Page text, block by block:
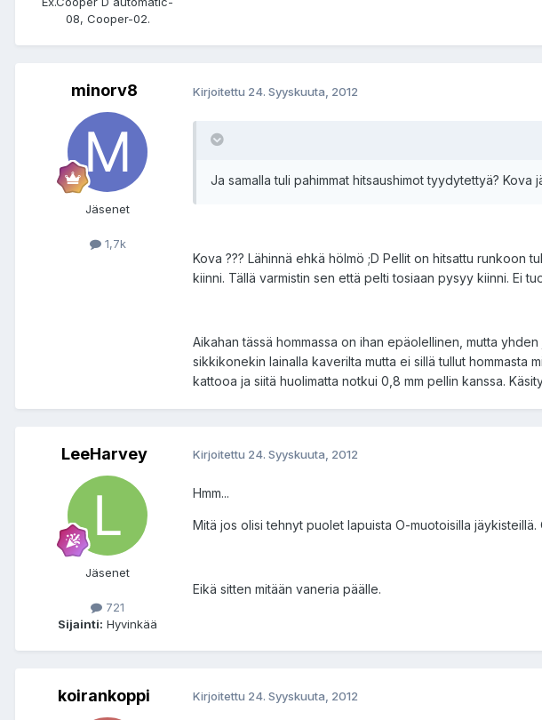
08, Cooper-02.
minorv8
Jäsenet
1,7k
Kirjoitettu 24. Syyskuuta, 2012
Ja samalla tuli pahimmat hitsaushimot tyydytettyä? Kova
Kova ??? Lähinnä ehkä hölmö ;D Pellit on hitsattu runkoon
kiinni. Tällä varmistin sen että pelti tosiaan pysyy kiinni. Ei
Aikahan tässä hommassa on ihan epäolellinen, mutta
sikkikonekin lainalla kaverilta mutta ei sillä tullut hommasta
kattooa ja siitä huolimatta notkui 0,8 mm pellin kanssa.
LeeHarvey
Jäsenet
721
Sijainti: Hyvinkää
Kirjoitettu 24. Syyskuuta, 2012
Hmm...
Mitä jos olisi tehnyt puolet lapuista O-muotoisilla
Eikä sitten mitään vaneria päälle.
koirankoppi Kirjoitettu 24. Syyskuuta, 2012